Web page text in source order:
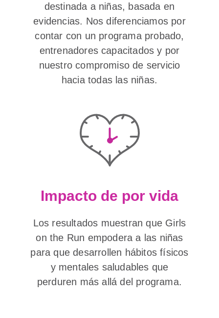
destinada a niñas, basada en
evidencias. Nos diferenciamos por
contar con un programa probado,
entrenadores capacitados y por
nuestro compromiso de servicio
hacia todas las niñas.
Impacto de por vida
Los resultados muestran que Girls
on the Run empodera a las niñas
para que desarrollen hábitos físicos
y mentales saludables que
perduren más allá del programa.